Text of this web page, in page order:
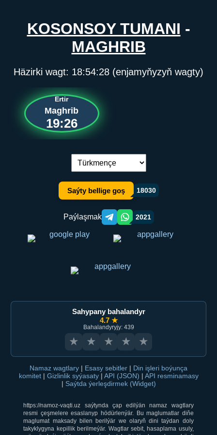
KOSONSOY TUMANI -
MAGHRIB
Häzirki wagt: 18:54:28 (enjamyňyzyň wagty)
Ertir
Maghrib
19:26
Dil çalşyryş:
Saýty bellige goş 18030
Paýlaşmak Telegram orqali ulashish
WhatsApp orqali ulashish
2021
Sahypany bahalandyr
4.7 ★
Bahalandyryjy: 439
★ ★ ★ ★ ★
Namaz wagtlary | Esasy sebitler | Din işleri boýunça
komitet | Gizlinlik syýasaty | API (JSON) | API resminamasy
| Saýtda ýerleşdirmek (Widget)
https://namoz-vaqti.uz saýtynda çap edilýän namaz wagtlary
resmi çeşmelere esaslanyp hödürlenýär. Bu maglumatlar diňe
maglumat maksady bilen berilýär we olaryň dini taýdan doly
takyklygyna kepillik berilmeýär. Wagtlar sebit, hasaplama usuly,